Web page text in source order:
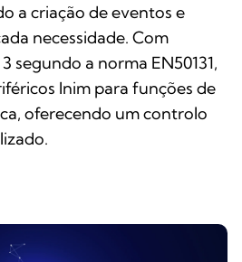
a criação de eventos e
necessidade. Com
segundo a norma EN50131,
Inim para funções de
oferecendo um controlo